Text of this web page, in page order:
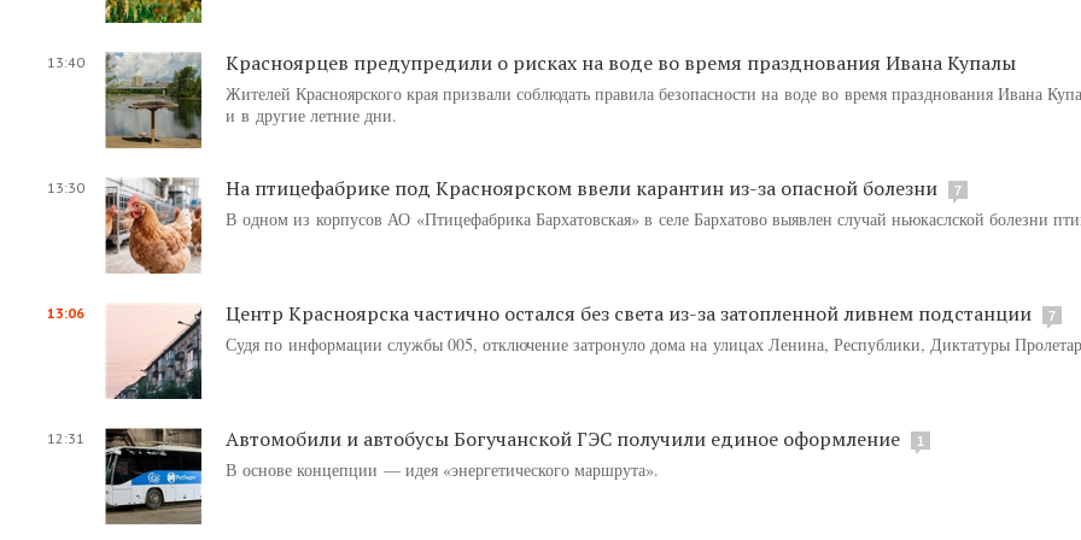
13:40 Красноярцев предупредили о рисках на воде во время празднования Ивана Купалы
Жителей Красноярского края призвали соблюдать правила безопасности на воде во время празднования Ивана
и в другие летние дни.
13:30 На птицефабрике под Красноярском ввели карантин из-за опасной болезни 7
В одном из корпусов АО «Птицефабрика Бархатовская» в селе Бархатово выявлен случай ньюкаслской болезни
13:06 Центр Красноярска частично остался без света из-за затопленной ливнем подстанции 7
Судя по информации службы 005, отключение затронуло дома на улицах Ленина, Республики, Диктатуры
12:31 Автомобили и автобусы Богучанской ГЭС получили единое оформление 1
В основе концепции — идея «энергетического маршрута».